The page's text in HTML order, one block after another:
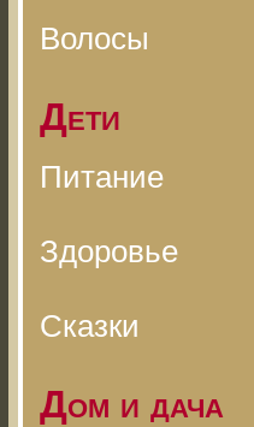
Волосы
Дети
Питание
Здоровье
Сказки
Дом и дача